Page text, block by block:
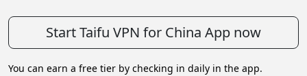
Start Taifu VPN for China App now
You can earn a free tier by checking in daily in the app.